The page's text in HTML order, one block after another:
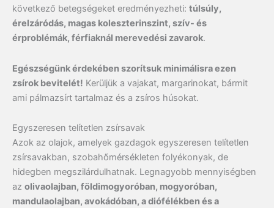
következő betegségeket eredményezheti: túlsúly,
érelzáródás, magas koleszterinszint, szív- és
érproblémák, férfiaknál merevedési zavarok.
Egészségünk érdekében szorítsuk minimálisra ezen
zsírok bevitelét! Kerüljük a vajakat, margarinokat, bármit
ami pálmazsírt tartalmaz és a zsíros húsokat.
Egyszeresen telítetlen zsírsavak
Azok az olajok, amelyek gazdagok egyszeresen telítetlen
zsírsavakban, szobahőmérsékleten folyékonyak, de
hidegben megszilárdulhatnak. Legnagyobb mennyiségben
az olivaolajban, földimogyoróban, mogyoróban,
mandulaolajban, avokádóban, a diófélékben és a